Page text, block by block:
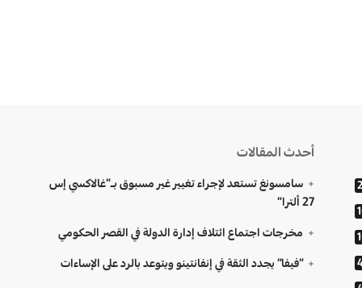
أحدث المقالات
سامسونغ تستعد لإجراء تغيير غير مسبوق بـ”غالاكسي إس
27 ألترا”
مخرجات اجتماع ائتلاف إدارة الدولة في القصر الحكومي
“فيفا” يجدد الثقة في إنفانتينو ويتوعد بالرد على الإساءات